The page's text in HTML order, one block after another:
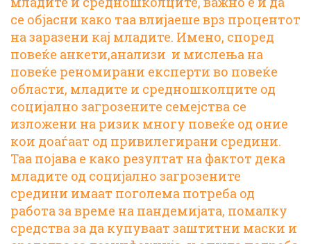
се објасни како таа влијаеше врз процентот
на заразени кај младите. Имено, според
повеќе анкети,анализи и мислења на
повеќе реномирани експерти во повеќе
области, младите и средношколците од
социјално загрозените семејства се
изложени на ризик многу повеќе од оние
кои доаѓаат од привилегирани средини.
Таа појава е како резултат на фактот дека
младите од социјално загрозените
средини имаат поголема потреба од
работа за време на пандемијата, помалку
средства за да купуваат заштитни маски и